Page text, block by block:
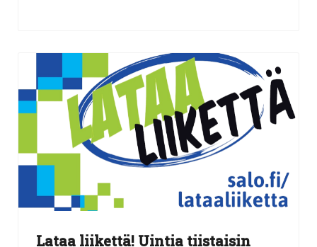
Lataa liikettä! Uintia tiistaisin